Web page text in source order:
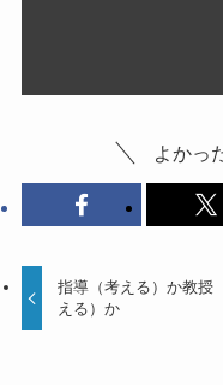
よかっ
指導（考える）か教授
える）か